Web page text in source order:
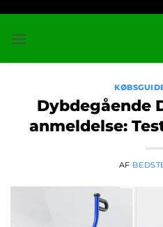
indhold
Dybdegående
anmeldelse:
AF